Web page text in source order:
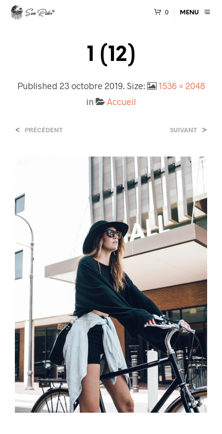
0 MENU
1 (12)
Published 23 octobre 2019. Size:
1536 × 2048
in
Accueil
< PRÉCÉDENT SUIVANT >